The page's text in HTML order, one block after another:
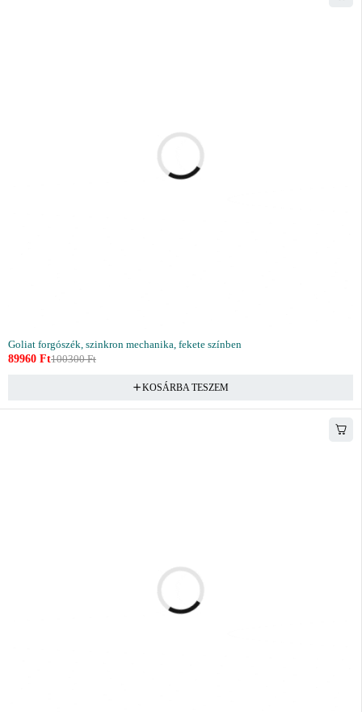
Goliat forgószék, szinkron mechanika, fekete színben
100300Ft
89960 Ft
KOSÁRBA TESZEM